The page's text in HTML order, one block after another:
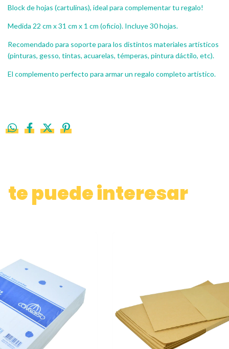
Block de hojas (cartulinas), ideal para complementar tu regalo!
Medida 22 cm x 31 cm x 1 cm (oficio). Incluye 30 hojas.
Recomendado para soporte para los distintos materiales artísticos
(pinturas, gesso, tintas, acuarelas, témperas, pintura dáctilo, etc).
El complemento perfecto para armar un regalo completo artístico.
te puede interesar